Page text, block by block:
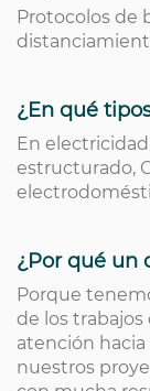
Protocolos de
¿En qué
En
estructurado,
¿Por qué un
Porque
de los trabajos
atención
nuestros